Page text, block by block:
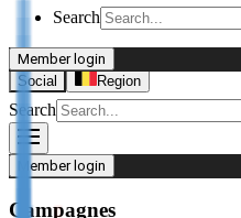
Search
I’m Advertiser
Login
Not already our Advertiser?
Member login
Social
Region
Search
Member login
Campagnes